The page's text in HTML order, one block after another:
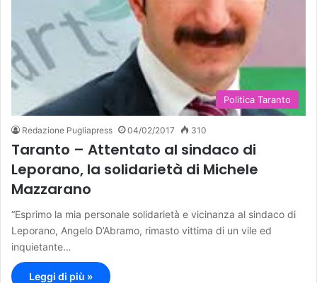
Politica Taranto
Redazione Pugliapress 04/02/2017 310
Taranto – Attentato al sindaco di
Leporano, la solidarietà di Michele
Mazzarano
“Esprimo la mia personale solidarietà e vicinanza al sindaco di
Leporano, Angelo D’Abramo, rimasto vittima di un vile ed
inquietante…
Leggi di più »